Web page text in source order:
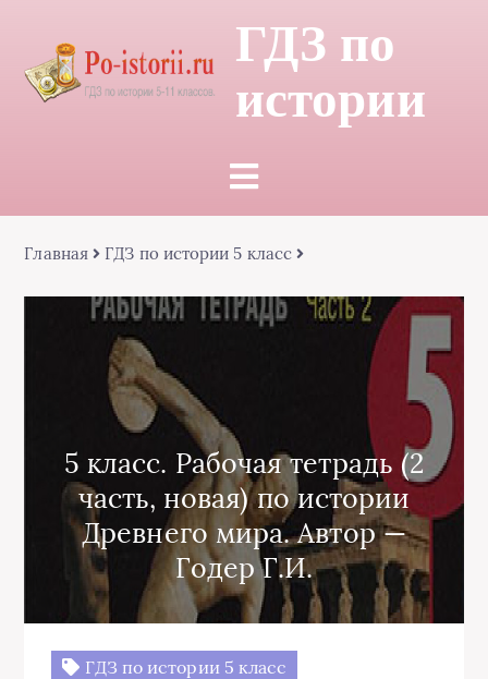
ГДЗ по
истории
Главная ГДЗ по истории 5 класс
5 класс. Рабочая тетрадь (2
часть, новая) по истории
Древнего мира. Автор —
Годер Г.И.
ГДЗ по истории 5 класс